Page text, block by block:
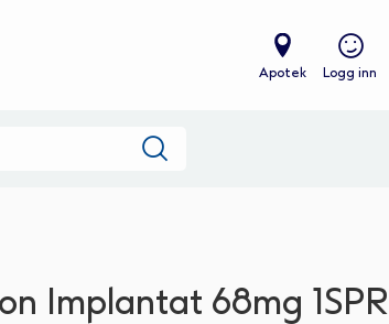
Apotek Logg inn
Implantat 68mg 1SPR